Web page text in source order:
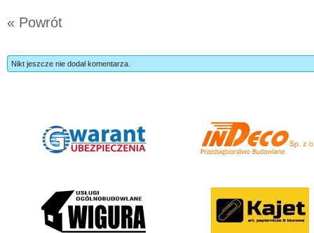
« Powrót
Nikt jeszcze nie dodał komentarza.